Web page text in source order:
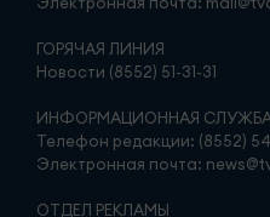
ГОРЯЧАЯ ЛИНИЯ
Новости (8552) 51-31-31
ИНФОРМАЦИОННАЯ
Телефон редакции: (8552)
Электронная почта:
ОТДЕЛ РЕКЛАМЫ